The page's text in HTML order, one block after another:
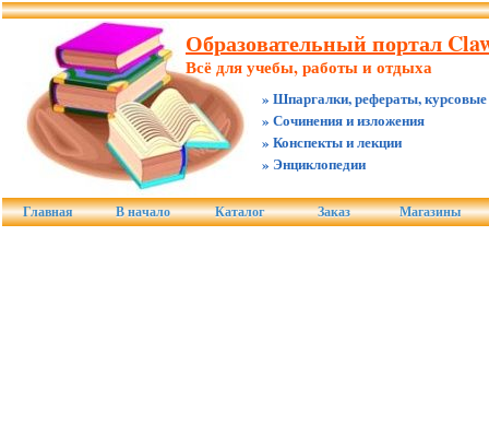
Образовательный портал
Всё для учебы, работы и отдыха
» Шпаргалки, рефераты, курсовые
» Сочинения и изложения
» Конспекты и лекции
» Энциклопедии
Главная В начало Каталог Заказ Магазины